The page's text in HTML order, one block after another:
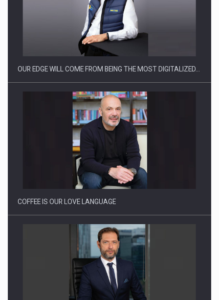
Producatorii si comerciantii care nu se supun noilor
Proteinmaxxing and the Future of Protein Demand
OUR EDGE WILL COME FROM BEING THE MOST DIGITALIZED…
COFFEE IS OUR LOVE LANGUAGE